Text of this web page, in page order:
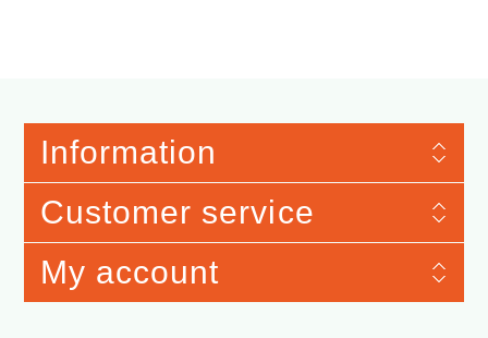
Information
Customer service
My account